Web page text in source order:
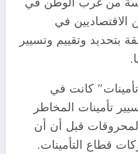
الاقتصاديين في
بتحديد وتقييم وتسيير
كانت في
تأمينات المخاطر
قبل أن أن
قطاع التأمينات.